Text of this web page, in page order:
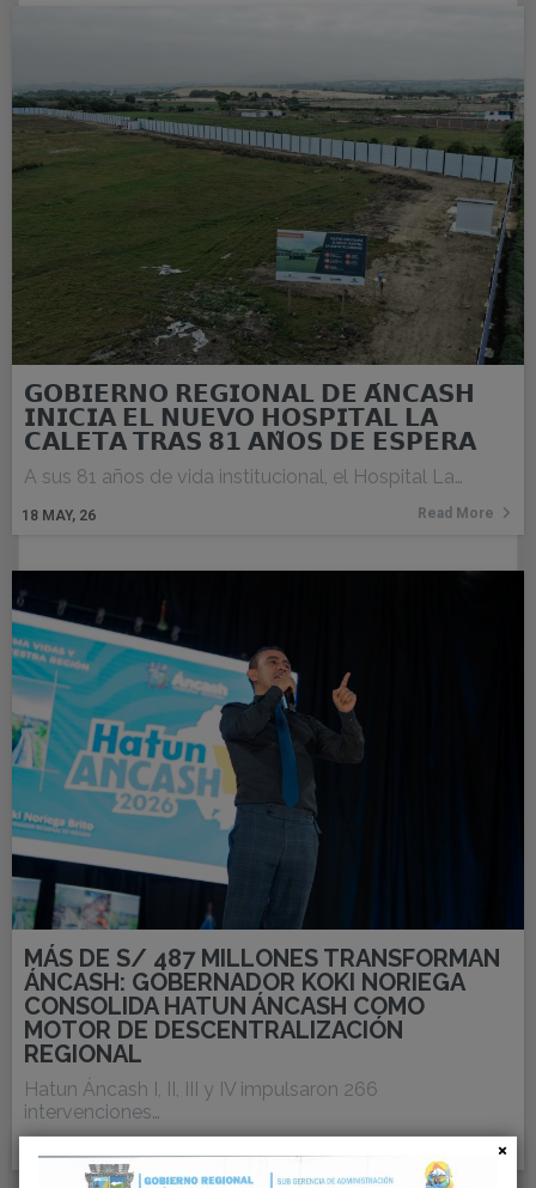
𝗚𝗢𝗕𝗜𝗘𝗥𝗡𝗢 𝗥𝗘𝗚𝗜𝗢𝗡𝗔𝗟 𝗗𝗘 𝗔́𝗡𝗖𝗔𝗦𝗛
𝗜𝗡𝗜𝗖𝗜𝗔 𝗘𝗟 𝗡𝗨𝗘𝗩𝗢 𝗛𝗢𝗦𝗣𝗜𝗧𝗔𝗟 𝗟𝗔
𝗖𝗔𝗟𝗘𝗧𝗔 𝗧𝗥𝗔𝗦 𝟴𝟭 𝗔𝗡̃𝗢𝗦 𝗗𝗘 𝗘𝗦𝗣𝗘𝗥𝗔
18 MAY, 26
A sus 81 años de vida institucional, el Hospital La…
Read More
MÁS DE S/ 487 MILLONES TRANSFORMAN
ÁNCASH: GOBERNADOR KOKI NORIEGA
CONSOLIDA HATUN ÁNCASH COMO
MOTOR DE DESCENTRALIZACIÓN
REGIONAL
Hatun Áncash I, II, III y IV impulsaron 266
intervenciones…